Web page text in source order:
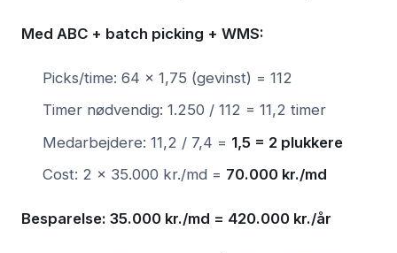
Med ABC + batch picking + WMS:
Picks/time: 64 × 1,75 (gevinst) = 112
Timer nødvendig: 1.250 / 112 = 11,2 timer
Medarbejdere: 11,2 / 7,4 = 1,5 = 2 plukkere
Cost: 2 × 35.000 kr./md = 70.000 kr./md
Besparelse: 35.000 kr./md = 420.000 kr./år